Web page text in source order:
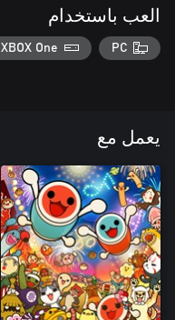
العب باستخدام
PC
XBOX One
يعمل مع